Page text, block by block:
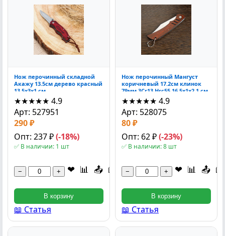
Нож перочинный складной
Акажу 13.5см дерево красный
13.5x3x1 см
★★★★★ 4.9
Арт: 527951
290 ₽
Опт: 237 ₽(-18%)
✅ В наличии: 1 шт
− + ❤ 📊 📤 📖
В корзину
📖 Статья
Нож перочинный Мангуст
коричневый 17.2см клинок
79мм 3Cr13 Hrc55 16.5x1x2.1 см
★★★★★ 4.9
Арт: 528075
80 ₽
Опт: 62 ₽(-23%)
✅ В наличии: 8 шт
− + ❤ 📊 📤 📖
В корзину
📖 Статья